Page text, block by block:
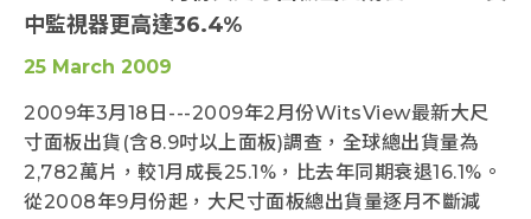
中監視器更高達36.4%
25 March 2009
2009年3月18日---2009年2月份WitsView最新大尺
寸面板出貨(含8.9吋以上面板)調查，全球總出貨量為
2,782萬片，較1月成長25.1%，比去年同期衰退16.1%。
從2008年9月份起，大尺寸面板總出貨量逐月不斷減